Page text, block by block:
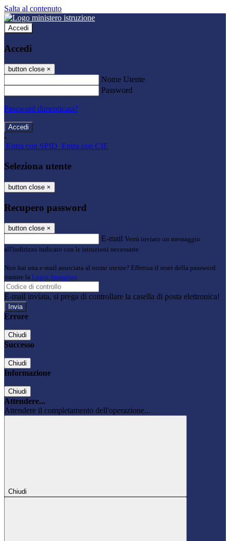
Salta al contenuto
Accedi
Accedi
button close ×
Nome Utente
Password
Password dimenticata?
-
Entra con SPID Entra con CIE
Seleziona utente
button close ×
Recupero password
button close ×
E-mail Verrà inviato un messaggio
all'indirizzo indicato con le istruzioni necessarie.
Non hai una e-mail associata al nome utente? Effettua il reset della password
tramite la Login Spaggiari
E-mail inviata, si prega di controllare la casella di posta elettronica!
Errore
Chiudi
Successo
Chiudi
Informazione
Chiudi
Attendere...
Attendere il completamento dell'operazione...
Chiudi